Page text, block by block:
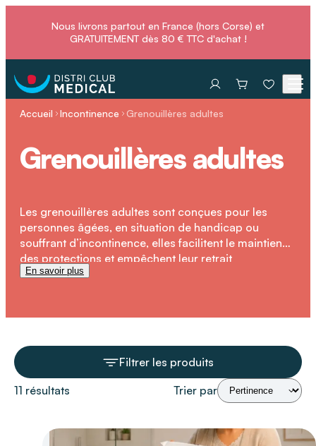
Nous livrons partout en France (hors Corse) et
GRATUITEMENT dès 80 € TTC d'achat !
Accueil Incontinence Grenouillères adultes
Grenouillères adultes
Les grenouillères adultes sont conçues pour les
personnes âgées, en situation de handicap ou
souffrant d’incontinence, elles facilitent le maintien
des protections et empêchent leur retrait
inapproprié, tout en préservant la dignité et le bien-
En savoir plus
Filtrer les produits
11 résultats Trier par